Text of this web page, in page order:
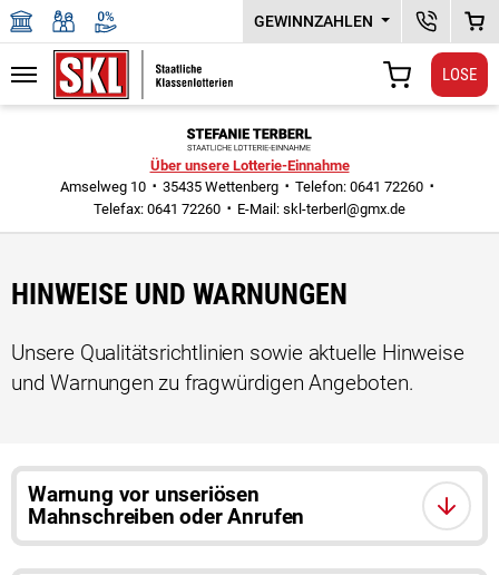
Über unsere Lotterie-Einnahme
Amselweg 10
35435 Wettenberg
Telefon: 0641 72260
Telefax: 0641 72260
E-Mail: skl-terberl@gmx.de
GEWINNZAHLEN
Navigation
LOSE
HINWEISE UND WARNUNGEN
Unsere Qualitätsrichtlinien sowie aktuelle Hinweise
und Warnungen zu fragwürdigen Angeboten.
Warnung vor unseriösen
Mahnschreiben oder Anrufen